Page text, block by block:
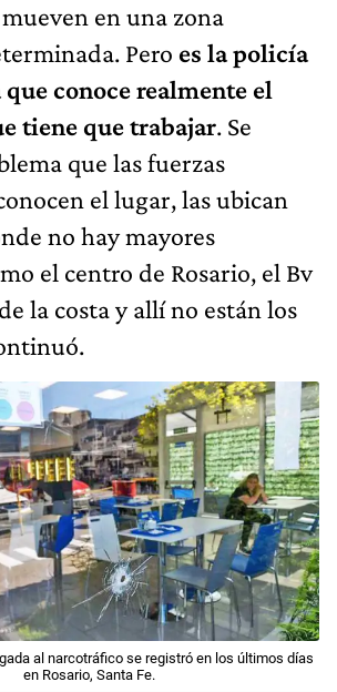
en una zona
Pero es la policía
conoce realmente el
tiene que trabajar. Se
que las fuerzas
el lugar, las ubican
no hay mayores
el centro de Rosario, el Bv
la costa y allí no están los
al narcotráfico se registró en los últimos días
en Rosario, Santa Fe.